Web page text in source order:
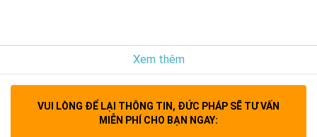
Xem thêm
VUI LÒNG ĐỂ LẠI THÔNG TIN, ĐỨC PHÁP SẼ TƯ VẤN
MIỄN PHÍ CHO BẠN NGAY: